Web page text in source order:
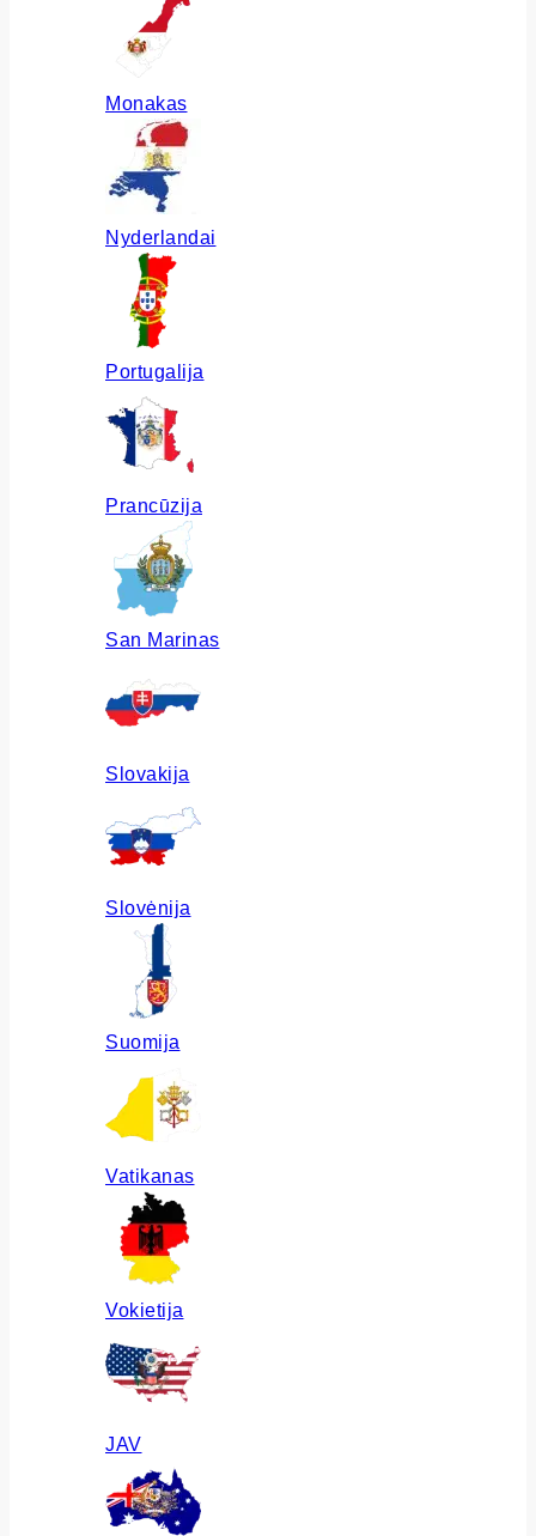
Monakas
Nyderlandai
Portugalija
Prancūzija
San Marinas
Slovakija
Slovėnija
Suomija
Vatikanas
Vokietija
JAV